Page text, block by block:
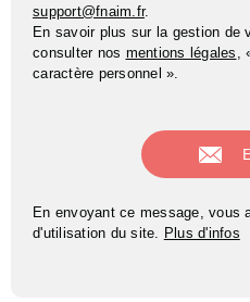
support@fnaim.fr.
En savoir plus sur la gestion de
consulter nos mentions légales
caractère personnel ».
En envoyant ce message, vous
d'utilisation du site. Plus d'infos